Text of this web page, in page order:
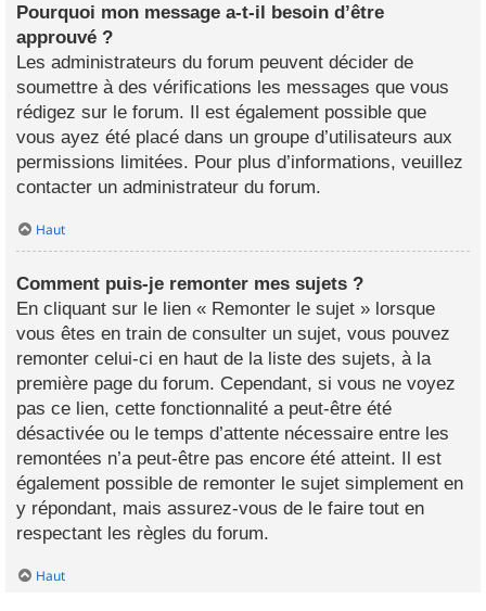
Pourquoi mon message a-t-il besoin d’être
approuvé ?
Les administrateurs du forum peuvent décider de
soumettre à des vérifications les messages que vous
rédigez sur le forum. Il est également possible que
vous ayez été placé dans un groupe d’utilisateurs aux
permissions limitées. Pour plus d’informations, veuillez
contacter un administrateur du forum.
Haut
Comment puis-je remonter mes sujets ?
En cliquant sur le lien « Remonter le sujet » lorsque
vous êtes en train de consulter un sujet, vous pouvez
remonter celui-ci en haut de la liste des sujets, à la
première page du forum. Cependant, si vous ne voyez
pas ce lien, cette fonctionnalité a peut-être été
désactivée ou le temps d’attente nécessaire entre les
remontées n’a peut-être pas encore été atteint. Il est
également possible de remonter le sujet simplement en
y répondant, mais assurez-vous de le faire tout en
respectant les règles du forum.
Haut